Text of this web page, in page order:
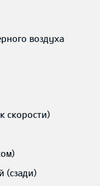
воздуха
скорости)
(сзади)